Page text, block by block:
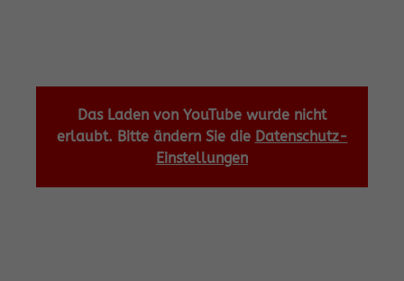
Das Laden von YouTube wurde nicht
erlaubt. Bitte ändern Sie die Datenschutz-
Einstellungen